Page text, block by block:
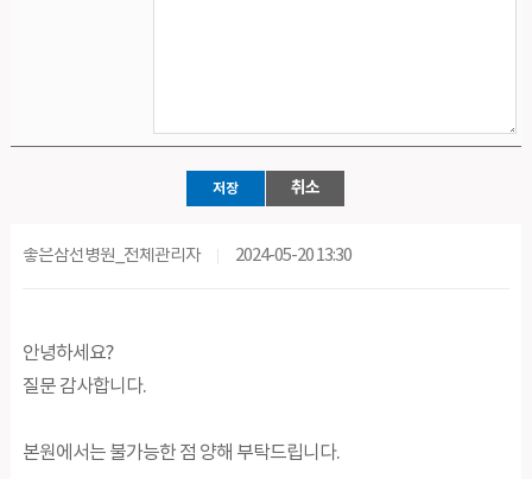
취소
좋은삼선병원_전체관리자 2024-05-20 13:30
안녕하세요?
질문 감사합니다.
본원에서는 불가능한 점 양해 부탁드립니다.